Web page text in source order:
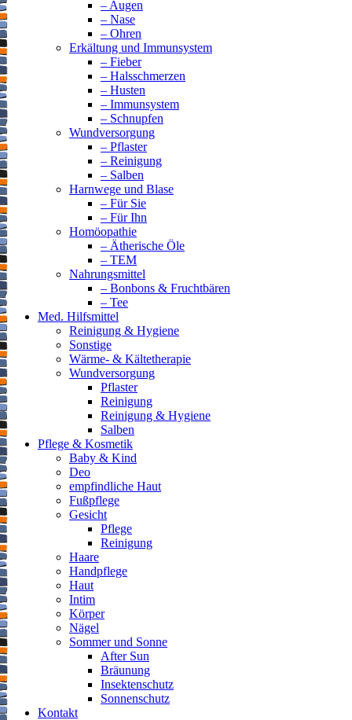
– Augen
– Nase
– Ohren
Erkältung und Immunsystem
– Fieber
– Halsschmerzen
– Husten
– Immunsystem
– Schnupfen
Wundversorgung
– Pflaster
– Reinigung
– Salben
Harnwege und Blase
– Für Sie
– Für Ihn
Homöopathie
– Ätherische Öle
– TEM
Nahrungsmittel
– Bonbons & Fruchtbären
– Tee
Med. Hilfsmittel
Reinigung & Hygiene
Sonstige
Wärme- & Kältetherapie
Wundversorgung
Pflaster
Reinigung
Reinigung & Hygiene
Salben
Pflege & Kosmetik
Baby & Kind
Deo
empfindliche Haut
Fußpflege
Gesicht
Pflege
Reinigung
Haare
Handpflege
Haut
Intim
Körper
Nägel
Sommer und Sonne
After Sun
Bräunung
Insektenschutz
Sonnenschutz
Kontakt